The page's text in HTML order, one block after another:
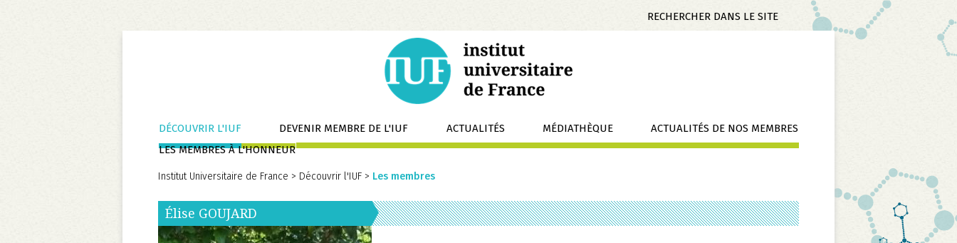
Mots-
Aller
au
contenu
DÉCOUVRIR L'IUF DEVENIR MEMBRE DE L'IUF ACTUALITÉS MÉDIATHÈQUE
ACTUALITÉS DE NOS MEMBRES
LES MEMBRES À L'HONNEUR
Institut Universitaire de France > Découvrir l'IUF > Les membres
Élise GOUJARD